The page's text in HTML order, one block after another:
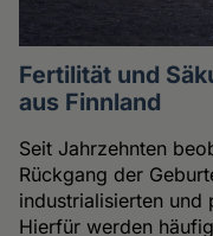
Fertilität und
aus Finnland
Seit Jahrzehnten
Rückgang der
industrialisierten und
Hierfür werden